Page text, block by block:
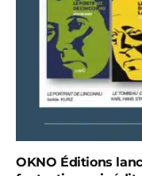
OKNO Éditions